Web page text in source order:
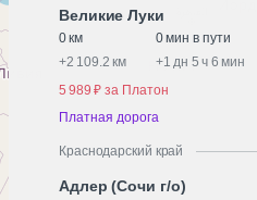
Великие Луки
0 км
0 мин в пути
+2 109.2 км +1 дн 5 ч 6 мин
5 989 ₽ за Платон
Платная дорога
Краснодарский край
Адлер (Сочи г/о)